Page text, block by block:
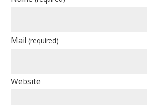
Mail(required)
Website